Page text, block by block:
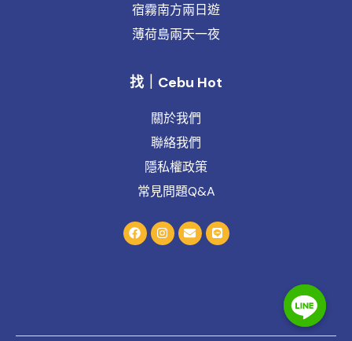
宿霧南方兩日遊
薄荷島兩天一夜
找｜Cebu Hot
關於我們
聯絡我們
隱私權政策
常見問題Q&A